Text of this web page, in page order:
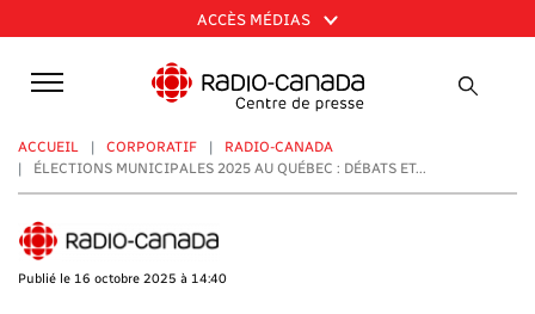
au
contenu
principal
ACCÈS MÉDIAS
ACCUEIL CORPORATIF
RADIO-CANADA
ÉLECTIONS MUNICIPALES 2025 AU QUÉBEC : DÉBATS ET...
Publié le 16 octobre 2025 à 14:40